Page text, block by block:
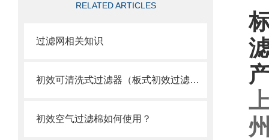
RELATED ARTICLES
过滤网相关知识
初效可清洗式过滤器（板式初效过滤网）
初效空气过滤棉如何使用？